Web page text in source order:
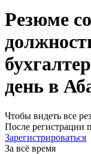
Резюме
день в
Чтобы видеть все
После регистрации
Зарегистрироваться
За всё время